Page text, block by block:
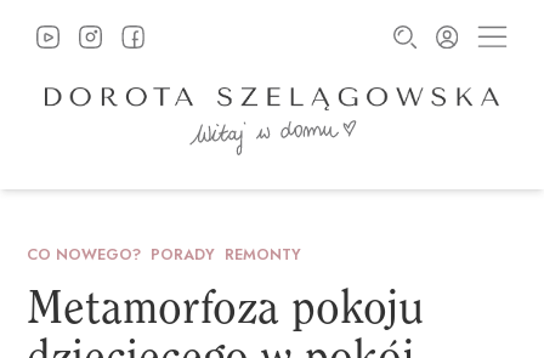
CO NOWEGO? PORADY REMONTY
Metamorfoza pokoju